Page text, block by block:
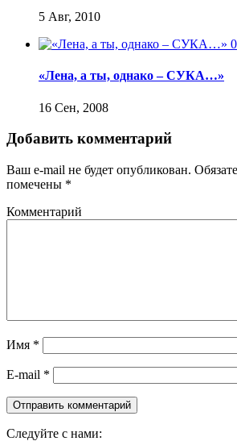
5 Авг, 2010
0
«Лена, а ты, однако – СУКА…»
16 Сен, 2008
Добавить комментарий
Ваш e-mail не будет опубликован.
помечены *
Комментарий
Имя *
E-mail *
Следуйте с нами: